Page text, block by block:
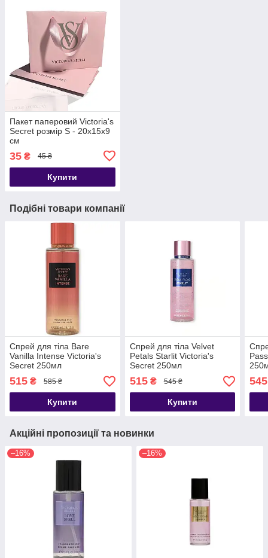
Пакет паперовий Victoria's
Secret розмір S - 20х15х9
см
35 ₴ 45 ₴
Купити
Подібні товари компанії
Спрей для тіла Bare
Vanilla Intense Victoria's
Secret 250мл
515 ₴ 585 ₴
Купити
Спрей для тіла Velvet
Petals Starlit Victoria's
Secret 250мл
515₴ 545 ₴
Купити
545
Акційні пропозиції та новинки
–16% –16%